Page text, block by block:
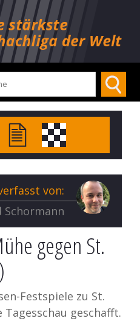
von:
Schormann
gegen St.
Festspiele zu St.
geschafft.